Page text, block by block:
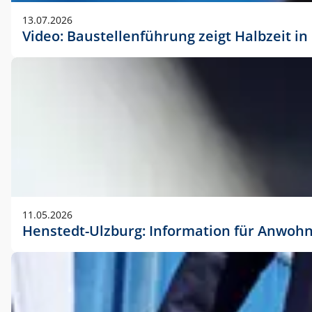
13.07.2026
Video: Baustellenführung zeigt Halbzeit
11.05.2026
Henstedt-Ulzburg: Information für